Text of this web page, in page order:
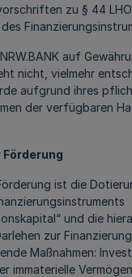
zu § 44
auf
nicht, vielmehr
aufgrund ihres
der verfügbaren
ist die
und die
zur
Maßnahmen:
immaterielle